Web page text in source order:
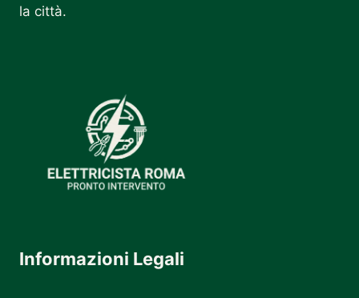
la città.
Informazioni Legali